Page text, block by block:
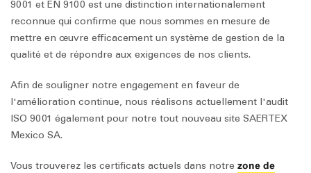
9001 et EN 9100 est une distinction internationalement
reconnue qui confirme que nous sommes en mesure de
mettre en œuvre efficacement un système de gestion de la
qualité et de répondre aux exigences de nos clients.
Afin de souligner notre engagement en faveur de
l'amélioration continue, nous réalisons actuellement l'audit
ISO 9001 également pour notre tout nouveau site SAERTEX
Mexico SA.
Vous trouverez les certificats actuels dans notre zone de